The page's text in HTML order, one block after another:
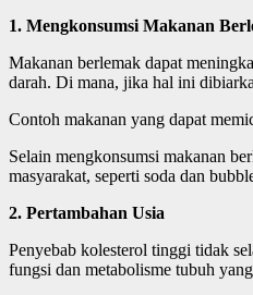
1. Mengkonsumsi Makanan
Makanan berlemak dapat
darah. Di mana, jika hal ini
Contoh makanan yang dapat
Selain mengkonsumsi makanan
masyarakat, seperti soda dan
2. Pertambahan Usia
Penyebab kolesterol tinggi tidak
fungsi dan metabolisme tubuh